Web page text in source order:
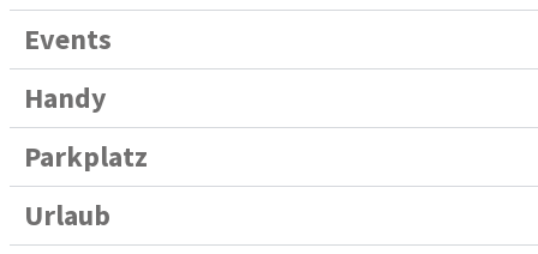
Events
Handy
Parkplatz
Urlaub